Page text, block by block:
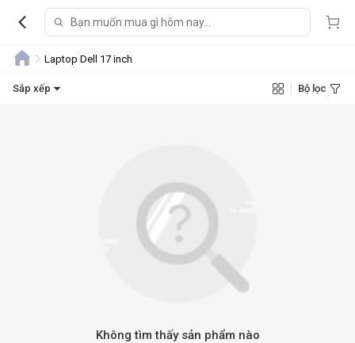
Laptop Dell 17 inch
Sắp xếp Bộ lọc
Không tìm thấy sản phẩm nào